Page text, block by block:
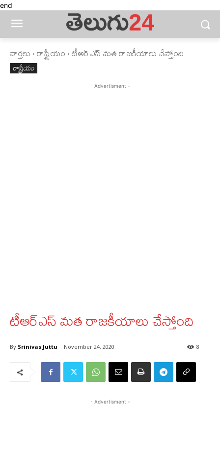
end
వార్తలు రాష్ట్రీయం టీఆర్‌ఎస్‌ మత రాజకీయాలు చేస్తోంది
రాష్ట్రీయం
- Advertisment -
టీఆర్‌ఎస్‌ మత రాజకీయాలు చేస్తోంది
By Srinivas Juttu November 24, 2020 8
- Advertisment -